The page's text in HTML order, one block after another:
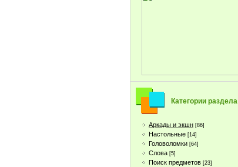
Категории раздела
Аркады и экшн [86]
Настольные [14]
Головоломки [64]
Слова [5]
Поиск предметов [23]